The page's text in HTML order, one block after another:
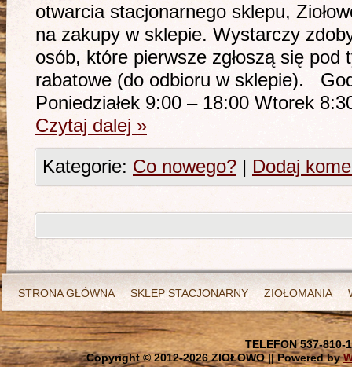
otwarcia stacjonarnego sklepu,
na zakupy w sklepie. Wystarczy
osób, które pierwsze zgłoszą się
rabatowe (do odbioru w sklepie).
Poniedziałek 9:00 – 18:00 Wtorek
Czytaj dalej »
Kategorie: Co nowego? | Dodaj
STRONA GŁÓWNA SKLEP STACJONARNY ZIOŁOMANIA
TELEFON 537-810-
Copyright © 2012-2026 ZIOŁOWO || Powered by